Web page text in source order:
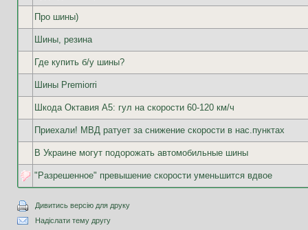
Про шины)
Шины, резина
Где купить б/у шины?
Шины Premiorri
Шкода Октавия A5: гул на скорости 60-120 км/ч
Приехали! МВД ратует за снижение скорости в нас.пунктах
В Украине могут подорожать автомобильные шины
"Разрешенное" превышение скорости уменьшится вдвое
Дивитись версію для друку
Надіслати тему другу